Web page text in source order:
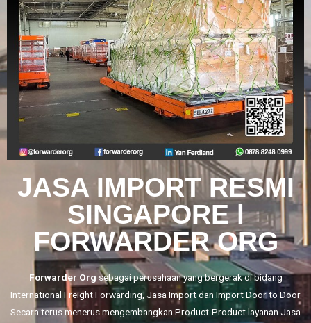
JASA IMPORT RESMI
SINGAPORE l
FORWARDER ORG
Forwarder Org sebagai perusahaan yang bergerak di bidang
International Freight Forwarding, Jasa Importdan Import Door to Door
Secara terus menerus mengembangkan Product-Product layanan Jasa